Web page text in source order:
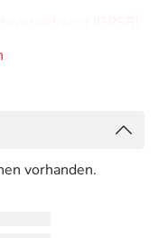
Sie sich oben
vorhanden.